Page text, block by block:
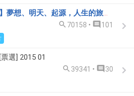
【番長の任務】夢想、明天、起源，人生的旅途上也是需要休息的時候。
 70158 •  101
選] 2015 01
 39341 •  30